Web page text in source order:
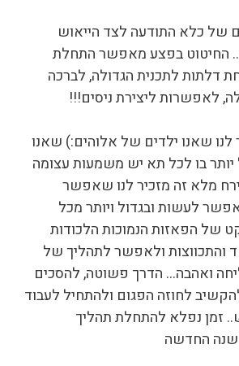
של כלא התודעה לצד הייאוש
החיטוט בפצע מאפשר התחלת
דלתות לתכנית הגדולה, לברכה
לאפשרות ליצירת ניסים!!!
לנו שאנו ילדים של אלוהים:) שאנו
בו לכל תא יש משמעות עצומה
ירח מלא זה מזכיר לנו שאפשר
לעשות ובגדול ויותר מכל
של הפאזות הנמוכות הלכודות
והתכווצות ולאפשר לתהליך של
ואהבה… הדרך פשוטה, להסכים
לחוזה הפגום ולהתחיל לעבוד
זמן נפלא להתחלת תהליך
החדשה